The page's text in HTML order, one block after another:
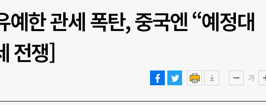
예한 관세 폭탄, 중국엔 “예정대
전쟁]
가